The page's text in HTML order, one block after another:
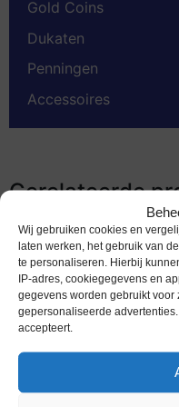
Wij gebruiken cookies en
laten werken, het gebruik van
te personaliseren. Hierbij
IP-adres, cookiegegevens en
gegevens worden gebruikt
gepersonaliseerde
accepteert.
Gold Coins
Dukaten
Penningen
Accessoires
Gerelateerde